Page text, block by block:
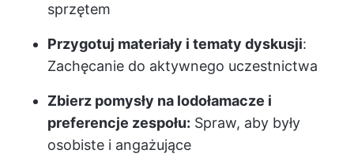
sprzętem
Przygotuj materiały i tematy dyskusji:
Zachęcanie do aktywnego uczestnictwa
Zbierz pomysły na lodołamacze i
preferencje zespołu: Spraw, aby były
osobiste i angażujące